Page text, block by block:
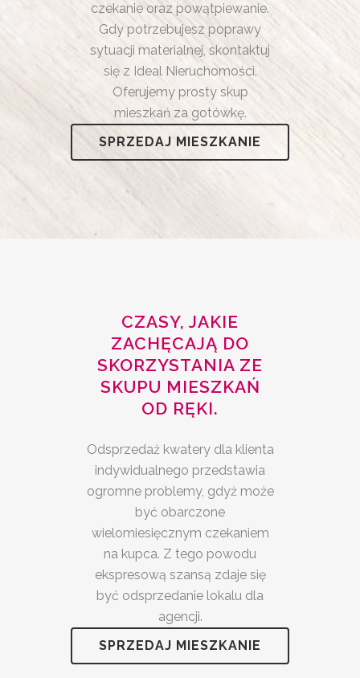
czekanie oraz powątpiewanie.
Gdy potrzebujesz poprawy
sytuacji materialnej, skontaktuj
się z Ideal Nieruchomości.
Oferujemy prosty skup
mieszkań za gotówkę.
SPRZEDAJ MIESZKANIE
CZASY, JAKIE
ZACHĘCAJĄ DO
SKORZYSTANIA ZE
SKUPU MIESZKAŃ
OD RĘKI.
Odsprzedaż kwatery dla klienta
indywidualnego przedstawia
ogromne problemy, gdyż może
być obarczone
wielomiesięcznym czekaniem
na kupca. Z tego powodu
ekspresową szansą zdaje się
być odsprzedanie lokalu dla
agencji.
SPRZEDAJ MIESZKANIE